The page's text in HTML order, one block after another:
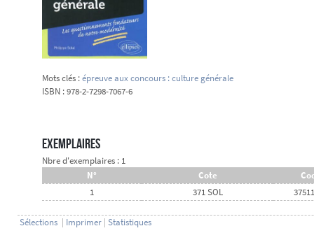
Mots clés :épreuve aux concours : culture générale
ISBN : 978-2-7298-7067-6
Exemplaires
Nbre d'exemplaires : 1
N°
Cote
1
371 SOL
Sélections | Imprimer | Statistiques